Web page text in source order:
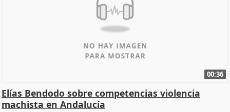
00:36
Elías Bendodo sobre competencias violencia
machista en Andalucía